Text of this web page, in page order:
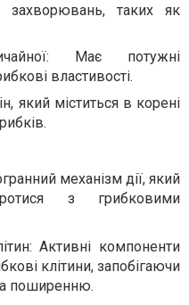
захворювань, таких як
Має потужні
властивості.
який міститься в корені
механізм дії, який
з грибковими
Активні компоненти
клітини, запобігаючи
поширенню.